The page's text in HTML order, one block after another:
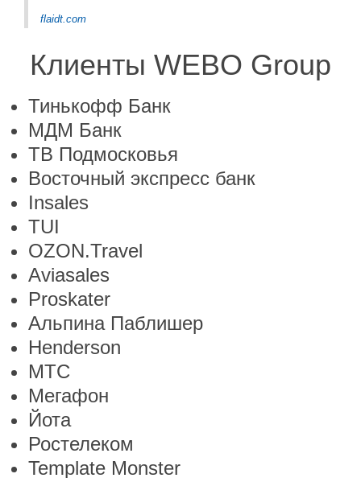
flaidt.com
Клиенты WEBO Group
Тинькофф Банк
МДМ Банк
ТВ Подмосковья
Восточный экспресс банк
Insales
TUI
OZON.Travel
Aviasales
Proskater
Альпина Паблишер
Henderson
МТС
Мегафон
Йота
Ростелеком
Template Monster